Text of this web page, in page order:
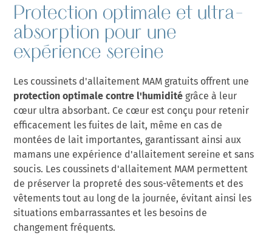
Protection optimale et ultra-
absorption pour une
expérience sereine
Les coussinets d'allaitement MAM gratuits offrent une
protection optimale contre l'humiditégrâce à leur
cœur ultra absorbant. Ce cœur est conçu pour retenir
efficacement les fuites de lait, même en cas de
montées de lait importantes, garantissant ainsi aux
mamans une expérience d'allaitement sereine et sans
soucis. Les coussinets d'allaitement MAM permettent
de préserver la propreté des sous-vêtements et des
vêtements tout au long de la journée, évitant ainsi les
situations embarrassantes et les besoins de
changement fréquents.
NOUVELLE SELECTION DE
PRODUITS COFFRET JEUNE MAMAN